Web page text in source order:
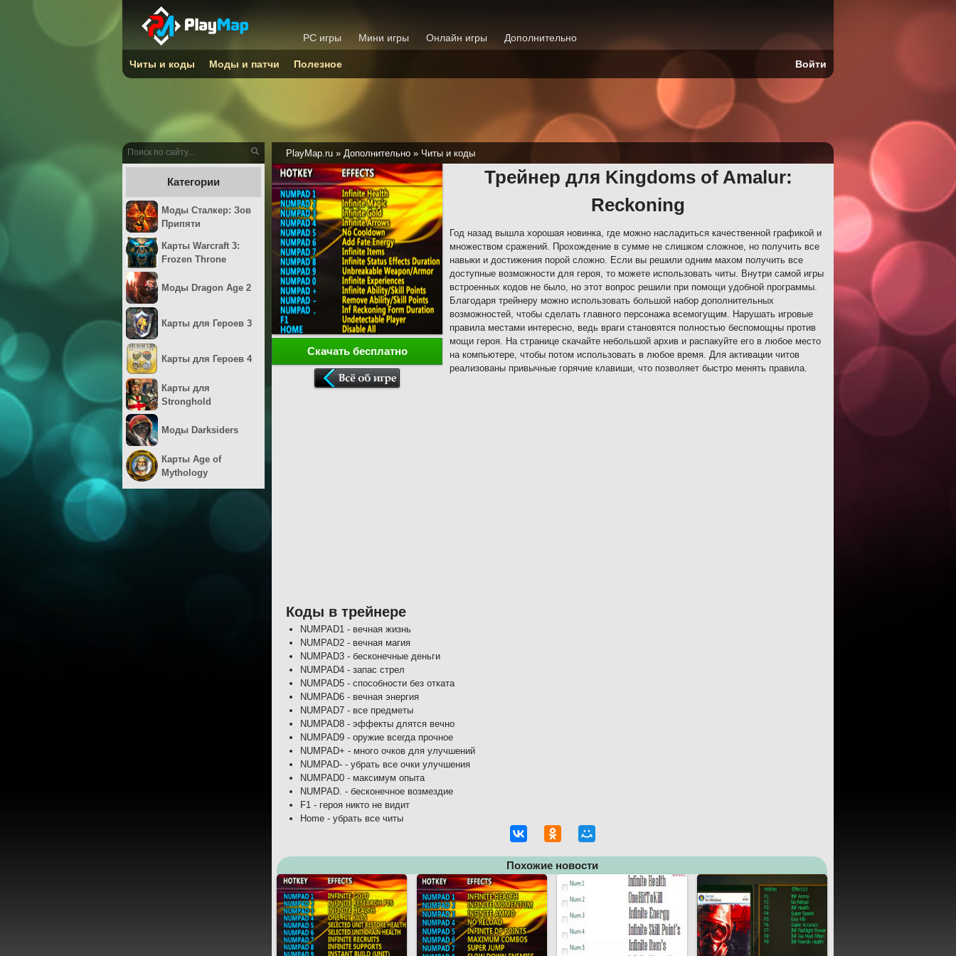
PlayMap.ru » Дополнительно » Читы и коды
Трейнер для Kingdoms of Amalur:
Reckoning
Год назад вышла хорошая новинка, где можно насладиться качественной графикой и
множеством сражений. Прохождение в сумме не слишком сложное, но получить все
навыки и достижения порой сложно. Если вы решили одним махом получить все
доступные возможности для героя, то можете использовать читы. Внутри самой игры
встроенных кодов не было, но этот вопрос решили при помощи удобной программы.
Благодаря трейнеру можно использовать большой набор дополнительных
возможностей, чтобы сделать главного персонажа всемогущим. Нарушать игровые
правила местами интересно, ведь враги становятся полностью беспомощны против
мощи героя. На странице скачайте небольшой архив и распакуйте его в любое место
на компьютере, чтобы потом использовать в любое время. Для активации читов
реализованы привычные горячие клавиши, что позволяет быстро менять правила.
Скачать бесплатно
Коды в трейнере
NUMPAD1 - вечная жизнь
NUMPAD2 - вечная магия
NUMPAD3 - бесконечные деньги
NUMPAD4 - запас стрел
NUMPAD5 - способности без отката
NUMPAD6 - вечная энергия
NUMPAD7 - все предметы
NUMPAD8 - эффекты длятся вечно
NUMPAD9 - оружие всегда прочное
NUMPAD+ - много очков для улучшений
NUMPAD- - убрать все очки улучшения
NUMPAD0 - максимум опыта
NUMPAD. - бесконечное возмездие
F1 - героя никто не видит
Home - убрать все читы
Похожие новости
Категории
Моды Сталкер: Зов
Припяти
Карты Warcraft 3:
Frozen Throne
Моды Dragon Age 2
Карты для Героев 3
Карты для Героев 4
Карты для
Stronghold
Моды Darksiders
Карты Age of
Mythology
PC игры Мини игры Онлайн игры Дополнительно
Читы и коды Моды и патчи Полезное Войти